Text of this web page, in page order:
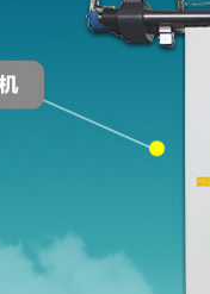
拉伸机
电力配件行业
空调电机行业
各种减震件行业
橡胶杂件行业